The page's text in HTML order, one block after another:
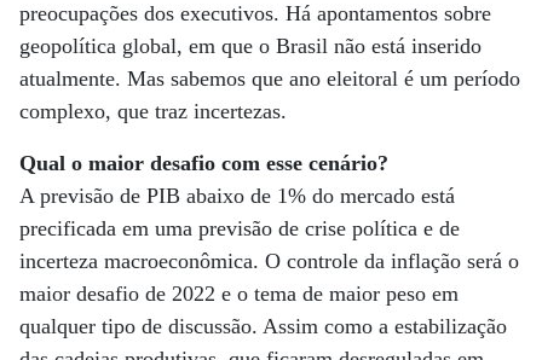
preocupações dos executivos. Há apontamentos sobre
geopolítica global, em que o Brasil não está inserido
atualmente. Mas sabemos que ano eleitoral é um período
complexo, que traz incertezas.
Qual o maior desafio com esse cenário?
A previsão de PIB abaixo de 1% do mercado está
precificada em uma previsão de crise política e de
incerteza macroeconômica. O controle da inflação será o
maior desafio de 2022 e o tema de maior peso em
qualquer tipo de discussão. Assim como a estabilização